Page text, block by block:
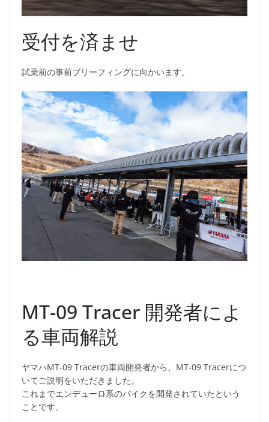
受付を済ませ
試乗前の事前ブリーフィングに向かいます。
MT-09 Tracer 開発者によ
る車両解説
ヤマハMT-09 Tracerの車両開発者から、MT-09 Tracerにつ
いてご説明をいただきました。
これまでエンデューロ系のバイクを開発されていたという
ことです。